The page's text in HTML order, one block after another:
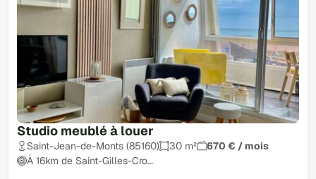
Studio meublé à louer
Saint-Jean-de-Monts (85160) 30 m²
670 € / mois
À 16km de Saint-Gilles-Cro…